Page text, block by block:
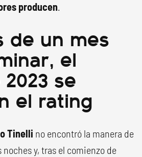
producen.
de un mes
el
se
el rating
Tinelli no encontró la manera de
y, tras el comienzo de